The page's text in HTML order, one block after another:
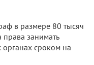
в размере 80 тысяч
занимать
сроком на